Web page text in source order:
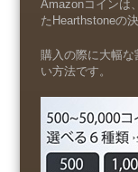
Amazonコインは
たHearthstoneの
購入の際に大幅
い方法です。